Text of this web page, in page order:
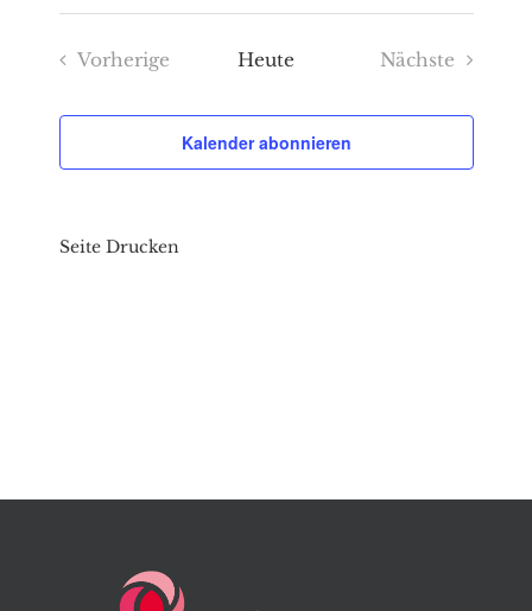
Datum
wählen.
Vorherige
Heute
Nächste
Kalender abonnieren
Seite Drucken